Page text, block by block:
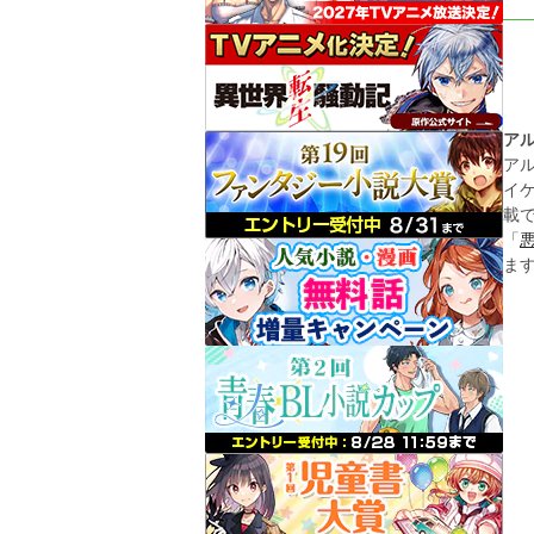
ア
ア
イ
載
「
ま